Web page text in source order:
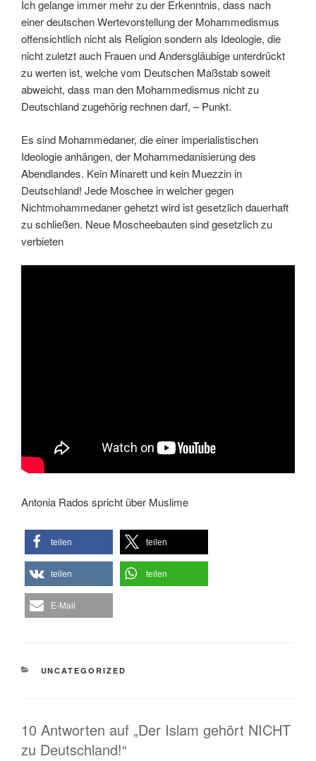
Ich gelange immer mehr zu der Erkenntnis, dass nach
einer deutschen Wertevorstellung der Mohammedismus
offensichtlich nicht als Religion sondern als Ideologie, die
nicht zuletzt auch Frauen und Andersgläubige unterdrückt
zu werten ist, welche vom Deutschen Maßstab soweit
abweicht, dass man den Mohammedismus nicht zu
Deutschland zugehörig rechnen darf, – Punkt.
Es sind Mohammedaner, die einer imperialistischen
Ideologie anhängen, der Mohammedanisierung des
Abendlandes. Kein Minarett und kein Muezzin in
Deutschland! Jede Moschee in welcher gegen
Nichtmohammedaner gehetzt wird ist gesetzlich dauerhaft
zu schließen. Neue Moscheebauten sind gesetzlich zu
verbieten
Antonia Rados spricht über Muslime
teilen teilen
teilen teilen
E-Mail
KATEGORIEN
UNCATEGORIZED
10 Antworten auf „Der Islam gehört NICHT
zu Deutschland!“